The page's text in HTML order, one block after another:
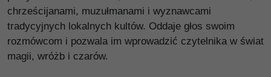
chrześcijanami, muzułmanami i wyznawcami
tradycyjnych lokalnych kultów. Oddaje głos swoim
rozmówcom i pozwala im wprowadzić czytelnika w świat
magii, wróżb i czarów.